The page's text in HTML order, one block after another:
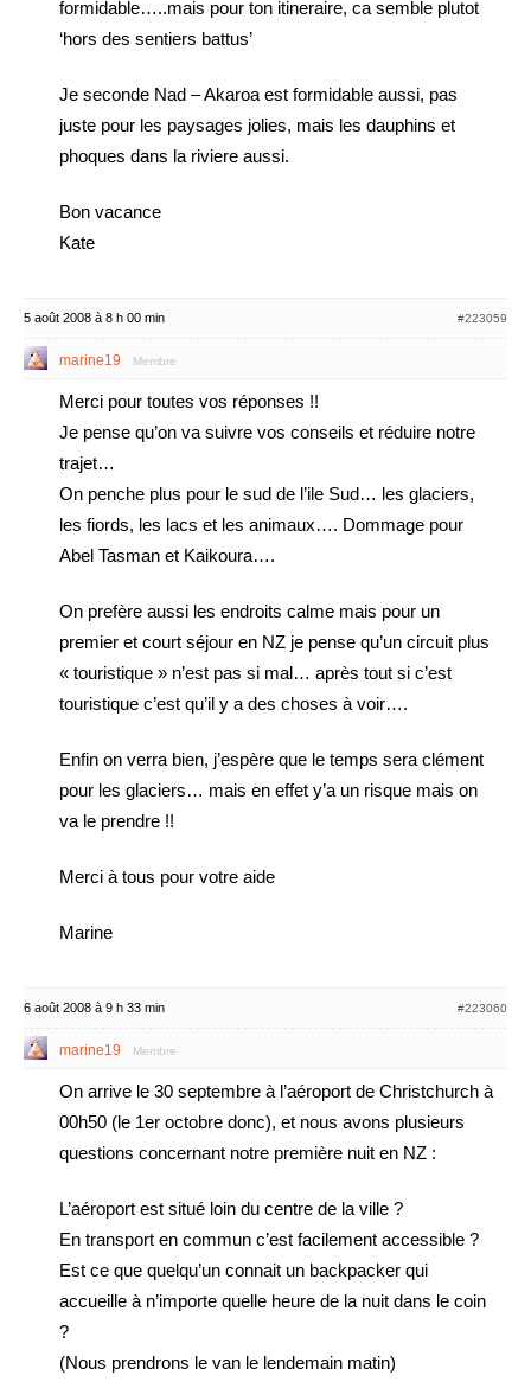
formidable…..mais pour ton itineraire, ca semble plutot
‘hors des sentiers battus’
Je seconde Nad – Akaroa est formidable aussi, pas
juste pour les paysages jolies, mais les dauphins et
phoques dans la riviere aussi.
Bon vacance
Kate
5 août 2008 à 8 h 00 min #223059
marine19 Membre
Merci pour toutes vos réponses !!
Je pense qu’on va suivre vos conseils et réduire notre
trajet…
On penche plus pour le sud de l’ile Sud… les glaciers,
les fiords, les lacs et les animaux…. Dommage pour
Abel Tasman et Kaikoura….
On prefère aussi les endroits calme mais pour un
premier et court séjour en NZ je pense qu’un circuit plus
« touristique » n’est pas si mal… après tout si c’est
touristique c’est qu’il y a des choses à voir….
Enfin on verra bien, j’espère que le temps sera clément
pour les glaciers… mais en effet y’a un risque mais on
va le prendre !!
Merci à tous pour votre aide
Marine
6 août 2008 à 9 h 33 min #223060
marine19 Membre
On arrive le 30 septembre à l’aéroport de Christchurch à
00h50 (le 1er octobre donc), et nous avons plusieurs
questions concernant notre première nuit en NZ :
L’aéroport est situé loin du centre de la ville ?
En transport en commun c’est facilement accessible ?
Est ce que quelqu’un connait un backpacker qui
accueille à n’importe quelle heure de la nuit dans le coin
?
(Nous prendrons le van le lendemain matin)